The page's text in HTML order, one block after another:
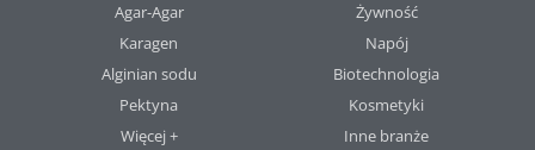
Agar-Agar
Karagen
Alginian sodu
Pektyna
Więcej +
Żywność
Napój
Biotechnologia
Kosmetyki
Inne branże